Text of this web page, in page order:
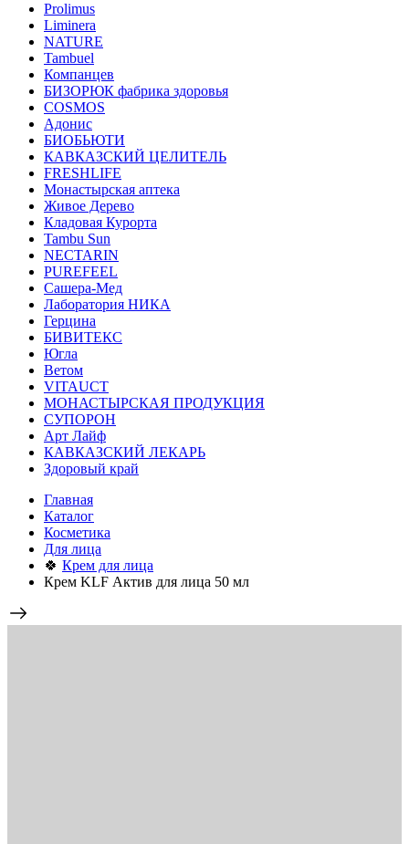
Prolimus
Liminera
NATURE
Tambuel
Компанцев
БИЗОРЮК фабрика здоровья
COSMOS
Адонис
БИОБЬЮТИ
КАВКАЗСКИЙ ЦЕЛИТЕЛЬ
FRESHLIFE
Монастырская аптека
Живое Дерево
Кладовая Курорта
Tambu Sun
NECTARIN
PUREFEEL
Сашера-Мед
Лаборатория НИКА
Герцина
БИВИТЕКС
Югла
Ветом
VITAUCT
МОНАСТЫРСКАЯ ПРОДУКЦИЯ
СУПОРОН
Арт Лайф
КАВКАЗСКИЙ ЛЕКАРЬ
Здоровый край
Главная
Каталог
Косметика
Для лица
🍀 Крем для лица
Крем KLF Актив для лица 50 мл